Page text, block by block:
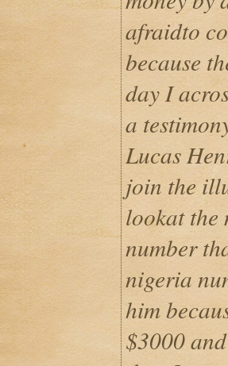
afraidto
because
day I
a
Lucas
join the
lookat the
number
nigeria
him
$3000